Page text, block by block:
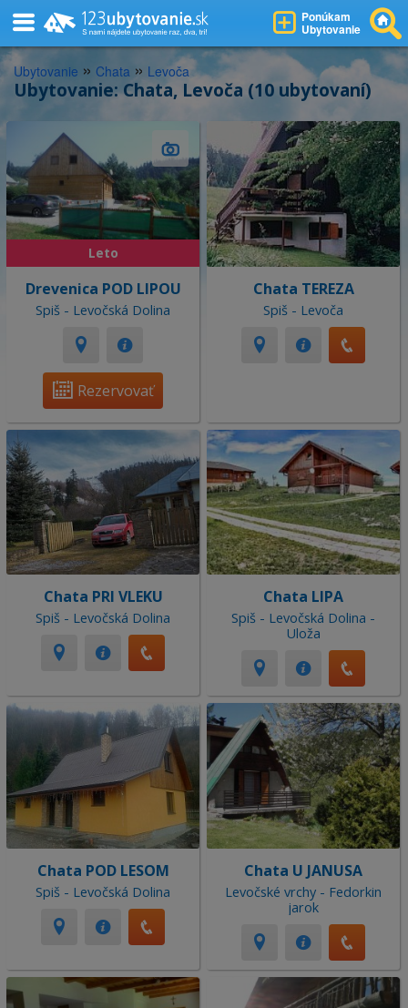
Ponúkam
Ubytovanie
Ubytovanie » Chata » Levoča
Ubytovanie: Chata, Levoča (10 ubytovaní)
Leto
Drevenica POD LIPOU
Spiš - Levočská Dolina
Rezervovať
Chata TEREZA
Spiš - Levoča
Chata PRI VLEKU
Spiš - Levočská Dolina
Chata LIPA
Spiš - Levočská Dolina -
Uloža
Chata POD LESOM
Spiš - Levočská Dolina
Chata U JANUSA
Levočské vrchy - Fedorkin
jarok